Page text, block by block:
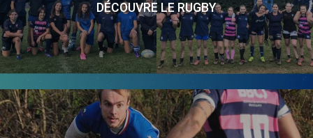
DÉCOUVRE LE RUGBY